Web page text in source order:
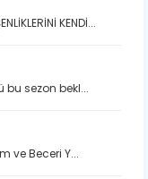
KENDİ...
sezon bekl...
ve Beceri Y...